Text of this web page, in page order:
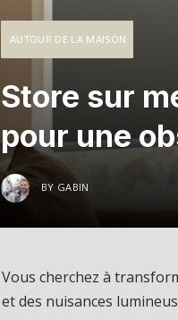
AUTOUR DE LA MAISON
Store sur
pour une
BY GABIN
Vous cherchez à
et des nuisances